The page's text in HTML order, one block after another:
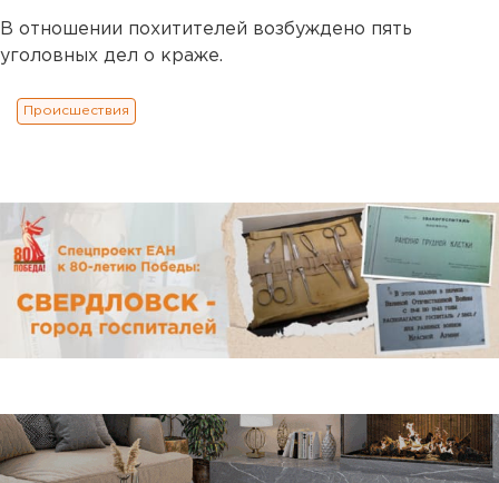
В отношении похитителей возбуждено пять
уголовных дел о краже.
Происшествия